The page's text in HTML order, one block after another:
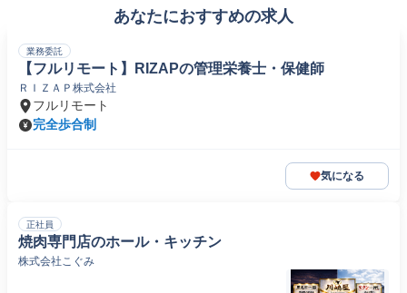
あなたにおすすめの求人
業務委託
【フルリモート】RIZAPの管理栄養士・保健師
ＲＩＺＡＰ株式会社
フルリモート
完全歩合制
気になる
正社員
焼肉専門店のホール・キッチン
株式会社こぐみ